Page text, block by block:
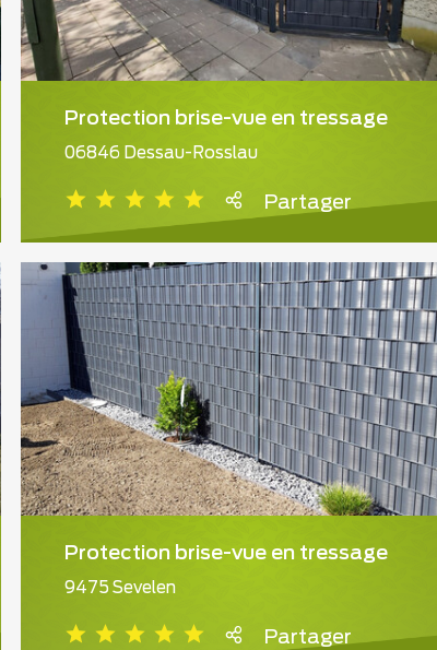
Protection brise-vue en tressage
06846 Dessau-Rosslau
Partager
Protection brise-vue en tressage
9475 Sevelen
Partager